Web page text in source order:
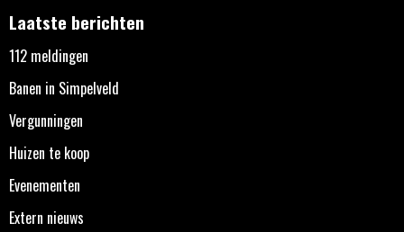
Laatste berichten
112 meldingen
Banen in Simpelveld
Vergunningen
Huizen te koop
Evenementen
Extern nieuws